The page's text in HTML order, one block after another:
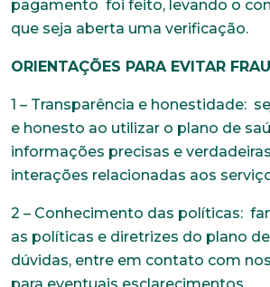
pagamento foi feito, levando o
que seja aberta uma verificação.
ORIENTAÇÕES PARA EVITAR
1 – Transparência e honestidade:
e honesto ao utilizar o plano de
informações precisas e
interações relacionadas aos
2 – Conhecimento das políticas:
as políticas e diretrizes do plano
dúvidas, entre em contato com
para eventuais esclarecimentos.
Bairro
Naturalidade
Idade